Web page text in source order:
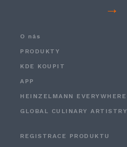
→
O nás
PRODUKTY
KDE KOUPIT
APP
HEINZELMANN EVERYWHERE
GLOBAL CULINARY ARTISTRY
REGISTRACE PRODUKTU